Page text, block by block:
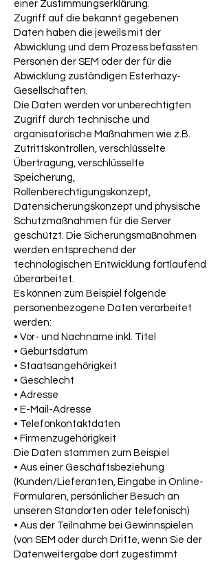
einer Zustimmungserklärung.
Zugriff auf die bekannt gegebenen
Daten haben die jeweils mit der
Abwicklung und dem Prozess befassten
Personen der SEM oder der für die
Abwicklung zuständigen Esterhazy-
Gesellschaften.
Die Daten werden vor unberechtigten
Zugriff durch technische und
organisatorische Maßnahmen wie z.B.
Zutrittskontrollen, verschlüsselte
Übertragung, verschlüsselte
Speicherung,
Rollenberechtigungskonzept,
Datensicherungskonzept und physische
Schutzmaßnahmen für die Server
geschützt. Die Sicherungsmaßnahmen
werden entsprechend der
technologischen Entwicklung fortlaufend
überarbeitet.
Es können zum Beispiel folgende
personenbezogene Daten verarbeitet
werden:
• Vor- und Nachname inkl. Titel
• Geburtsdatum
• Staatsangehörigkeit
• Geschlecht
• Adresse
• E-Mail-Adresse
• Telefonkontaktdaten
• Firmenzugehörigkeit
Die Daten stammen zum Beispiel
• Aus einer Geschäftsbeziehung
(Kunden/Lieferanten, Eingabe in Online-
Formularen, persönlicher Besuch an
unseren Standorten oder telefonisch)
• Aus der Teilnahme bei Gewinnspielen
(von SEM oder durch Dritte, wenn Sie der
Datenweitergabe dort zugestimmt